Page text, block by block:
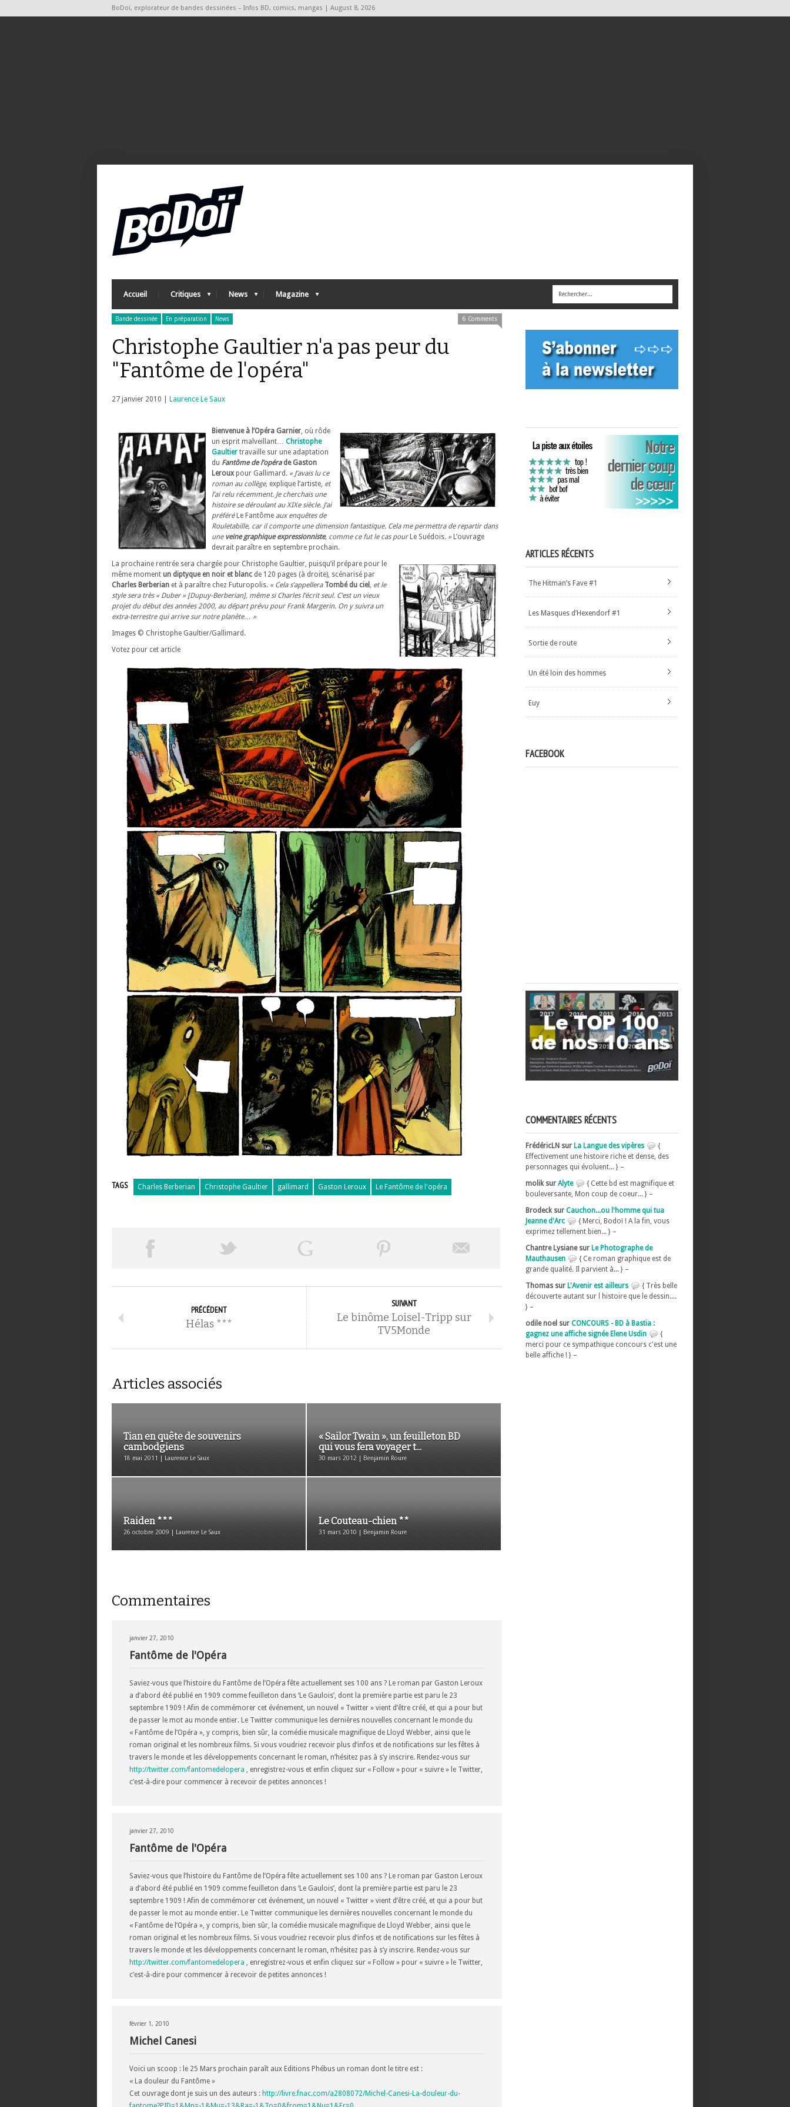
BoDoï, explorateur de bandes dessinées – Infos BD, comics, mangas | August 8, 2026
Accueil Critiques News Magazine
Bande dessinée En préparation News 6 Comments
Christophe Gaultier n'a pas peur du
"Fantôme de l'opéra"
27 janvier 2010 | Laurence Le Saux
Bienvenue à l’Opéra Garnier, où rôde
un esprit malveillant… Christophe
Gaultier travaille sur une adaptation
du Fantôme de l’opéra de Gaston
Lerouxpour Gallimard. « J’avais lu ce
roman au collège, explique l’artiste, et
l’ai relu récemment. Je cherchais une
histoire se déroulant au XIXe siècle. J’ai
préféré Le Fantôme aux enquêtes de
Rouletabille, car il comporte une dimension fantastique. Cela me permettra de repartir dans
une veine graphique expressionniste, comme ce fut le cas pour Le Suédois. » L’ouvrage
devrait paraître en septembre prochain.
La prochaine rentrée sera chargée pour Christophe Gaultier, puisqu’il prépare pour le
même moment un diptyque en noir et blanc de 120 pages (à droite), scénarisé par
Charles Berberian et à paraître chez Futuropolis. « Cela s’appellera Tombé du ciel , et le
style sera très « Duber » [Dupuy-Berberian], même si Charles l’écrit seul. C’est un vieux
projet du début des années 2000, au départ prévu pour Frank Margerin. On y suivra un
extra-terrestre qui arrive sur notre planète… »
Images © Christophe Gaultier/Gallimard.
Votez pour cet article
TAGS Charles Berberian Christophe Gaultier gallimard Gaston Leroux Le Fantôme de l'opéra
PRÉCÉDENT
Hélas ***
SUIVANT
Le binôme Loisel-Tripp sur
TV5Monde
Articles associés
Tian en quête de souvenirs
cambodgiens
18 mai 2011 | Laurence Le Saux
« Sailor Twain », un feuilleton BD
qui vous fera voyager t...
30 mars 2012 | Benjamin Roure
Raiden ***
26 octobre 2009 | Laurence Le Saux
Le Couteau-chien **
31 mars 2010 | Benjamin Roure
Commentaires
janvier 27, 2010
Fantôme de l'Opéra
Saviez-vous que l’histoire du Fantôme de l’Opéra fête actuellement ses 100 ans ? Le roman par Gaston Leroux
a d’abord été publié en 1909 comme feuilleton dans ‘Le Gaulois’, dont la première partie est paru le 23
septembre 1909 ! Afin de commémorer cet événement, un nouvel « Twitter » vient d’être créé, et qui a pour but
de passer le mot au monde entier. Le Twitter communique les dernières nouvelles concernant le monde du
« Fantôme de l’Opéra », y compris, bien sûr, la comédie musicale magnifique de Lloyd Webber, ainsi que le
roman original et les nombreux films. Si vous voudriez recevoir plus d’infos et de notifications sur les fêtes à
travers le monde et les développements concernant le roman, n’hésitez pas à s’y inscrire. Rendez-vous sur
http://twitter.com/fantomedelopera , enregistrez-vous et enfin cliquez sur « Follow » pour « suivre » le Twitter,
c’est-à-dire pour commencer à recevoir de petites annonces !
janvier 27, 2010
Fantôme de l'Opéra
Saviez-vous que l’histoire du Fantôme de l’Opéra fête actuellement ses 100 ans ? Le roman par Gaston Leroux
a d’abord été publié en 1909 comme feuilleton dans ‘Le Gaulois’, dont la première partie est paru le 23
septembre 1909 ! Afin de commémorer cet événement, un nouvel « Twitter » vient d’être créé, et qui a pour but
de passer le mot au monde entier. Le Twitter communique les dernières nouvelles concernant le monde du
« Fantôme de l’Opéra », y compris, bien sûr, la comédie musicale magnifique de Lloyd Webber, ainsi que le
roman original et les nombreux films. Si vous voudriez recevoir plus d’infos et de notifications sur les fêtes à
travers le monde et les développements concernant le roman, n’hésitez pas à s’y inscrire. Rendez-vous sur
http://twitter.com/fantomedelopera , enregistrez-vous et enfin cliquez sur « Follow » pour « suivre » le Twitter,
c’est-à-dire pour commencer à recevoir de petites annonces !
février 1, 2010
Michel Canesi
Voici un scoop : le 25 Mars prochain paraît aux Editions Phébus un roman dont le titre est :
« La douleur du Fantôme »
Cet ouvrage dont je suis un des auteurs : http://livre.fnac.com/a2808072/Michel-Canesi-La-douleur-du-
ARTICLES RÉCENTS
The Hitman’s Fave #1
Les Masques d’Hexendorf #1
Sortie de route
Un été loin des hommes
Euy
FACEBOOK
COMMENTAIRES RÉCENTS
FrédéricLN sur La Langue des vipères
{
Effectivement une histoire riche et dense, des
personnages qui évoluent... } –
molik sur Alyte
{ Cette bd est magnifique et
bouleversante, Mon coup de coeur... } –
Brodeck sur Cauchon...ou l'homme qui tua
Jeanne d'Arc
{ Merci, Bodoï ! A la fin, vous
exprimez tellement bien... } –
Chantre Lysiane sur Le Photographe de
Mauthausen
{ Ce roman graphique est de
grande qualité. Il parvient à... } –
Thomas sur L'Avenir est ailleurs
{ Très belle
découverte autant sur l histoire que le dessin....
} –
odile noel sur CONCOURS - BD à Bastia :
gagnez une affiche signée Elene Usdin
{
merci pour ce sympathique concours c'est une
belle affiche ! } –